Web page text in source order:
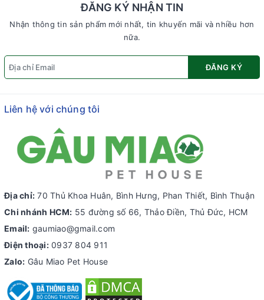
ĐĂNG KÝ NHẬN TIN
Nhận thông tin sản phẩm mới nhất, tin khuyến mãi và nhiều hơn
nữa.
ĐĂNG KÝ
Liên hệ với chúng tôi
Địa chỉ: 70 Thủ Khoa Huân, Bình Hưng, Phan Thiết, Bình Thuận
Chi nhánh HCM: 55 đường số 66, Thảo Điền, Thủ Đức, HCM
Email: gaumiao@gmail.com
Điện thoại: 0937 804 911
Zalo: Gâu Miao Pet House